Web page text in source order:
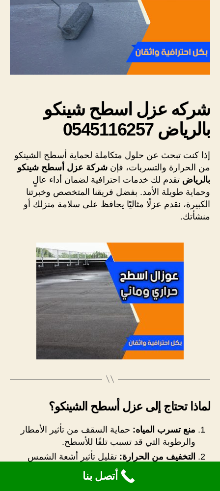
شركه عزل اسطح شينكو
بالرياض 0545116257
إذا كنت تبحث عن حلول متكاملة لحماية أسطح الشينكو
من الحرارة والتسربات، فإن شركة عزل أسطح شينكو
بالرياض تقدم لك خدمات احترافية لضمان أداء عالٍ
وحماية طويلة الأمد. بفضل فريقنا المتخصص وخبرتنا
الكبيرة، نقدم عزلًا مثاليًا يحافظ على سلامة منزلك أو
منشأتك.
لماذا تحتاج إلى عزل أسطح الشينكو؟
منع تسرب المياه: حماية السقف من تأثير الأمطار
والرطوبة التي قد تسبب تلفًا للأسطح.
التخفيف من الحرارة: تقليل تأثير أشعة الشمس
ودرجات الحرارة العالية على الأسطح.
الحفاظ على البنية:يمنع العزل تآكل المواد المعدنية
أتصل بنا